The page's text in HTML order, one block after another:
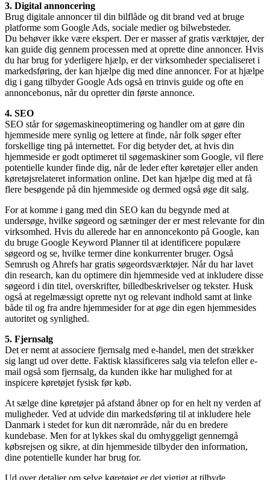
3. Digital annoncering
Brug digitale annoncer til din bilflåde og dit brand ved at bruge
platforme som Google Ads, sociale medier og bilwebsteder.
Du behøver ikke være ekspert. Der er masser af gratis værktøjer, der
kan guide dig gennem processen med at oprette dine annoncer. Hvis
du har brug for yderligere hjælp, er der virksomheder specialiseret i
markedsføring, der kan hjælpe dig med dine annoncer. For at hjælpe
dig i gang tilbyder Google Ads også en trinvis guide og ofte en
annoncebonus, når du opretter din første annonce.
4. SEO
SEO står for søgemaskineoptimering og handler om at gøre din
hjemmeside mere synlig og lettere at finde, når folk søger efter
forskellige ting på internettet. For dig betyder det, at hvis din
hjemmeside er godt optimeret til søgemaskiner som Google, vil flere
potentielle kunder finde dig, når de leder efter køretøjer eller anden
køretøjsrelateret information online. Det kan hjælpe dig med at få
flere besøgende på din hjemmeside og dermed også øge dit salg.
For at komme i gang med din SEO kan du begynde med at
undersøge, hvilke søgeord og sætninger der er mest relevante for din
virksomhed. Hvis du allerede har en annoncekonto på Google, kan
du bruge Google Keyword Planner til at identificere populære
søgeord og se, hvilke termer dine konkurrenter bruger. Også
Semrush og Ahrefs har gratis søgeordsværktøjer. Når du har lavet
din research, kan du optimere din hjemmeside ved at inkludere disse
søgeord i din titel, overskrifter, billedbeskrivelser og tekster. Husk
også at regelmæssigt oprette nyt og relevant indhold samt at linke
både til og fra andre hjemmesider for at øge din egen hjemmesides
autoritet og synlighed.
5. Fjernsalg
Det er nemt at associere fjernsalg med e-handel, men det strækker
sig langt ud over dette. Faktisk klassificeres salg via telefon eller e-
mail også som fjernsalg, da kunden ikke har mulighed for at
inspicere køretøjet fysisk før køb.
At sælge dine køretøjer på afstand åbner op for en helt ny verden af
muligheder. Ved at udvide din markedsføring til at inkludere hele
Danmark i stedet for kun dit nærområde, når du en bredere
kundebase. Men for at lykkes skal du omhyggeligt gennemgå
købsrejsen og sikre, at din hjemmeside tilbyder den information,
dine potentielle kunder har brug for.